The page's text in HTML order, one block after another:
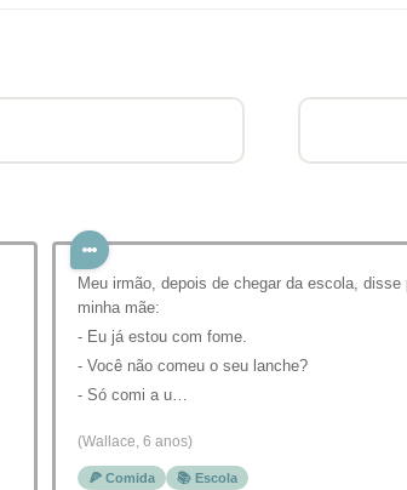
Meu irmão, depois de chegar da escola, disse
minha mãe:
- Eu já estou com fome.
- Você não comeu o seu lanche?
- Só comi a u…
(Wallace, 6 anos)
🍕 Comida 📚 Escola